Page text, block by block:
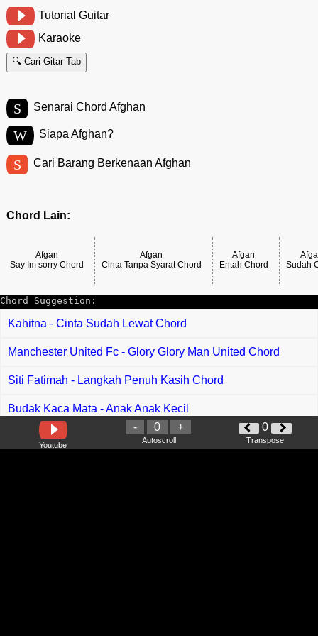
Tutorial Guitar
Karaoke
🔍 Cari Gitar Tab
S Senarai Chord Afghan
W Siapa Afghan?
S Cari Barang Berkenaan Afghan
Chord Lain:
Afgan
Say Im sorry Chord
Afgan
Cinta Tanpa Syarat Chord
Afgan
Entah Chord
Sudah
Chord Suggestion:
Kahitna - Cinta Sudah Lewat Chord
Manchester United Fc - Glory Glory Man United Chord
Siti Fatimah - Langkah Penuh Kasih Chord
Budak Kaca Mata - Anak Anak Kecil
Fourtwnty - Segelas Berdua Chord
Youtube
- 0 +
Autoscroll
0
Transpose